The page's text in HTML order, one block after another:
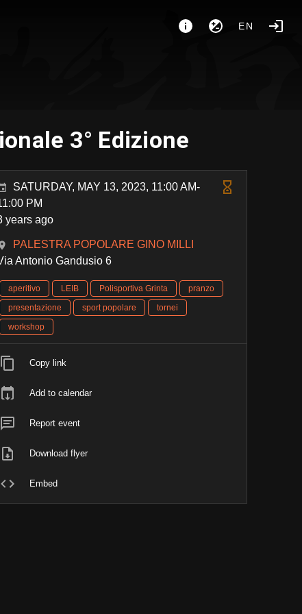
EN
3° Edizione
SATURDAY, MAY 13, 2023, 11:00 AM-
PM
years ago
PALESTRA POPOLARE GINO MILLI
Antonio Gandusio 6
aperitivo LEIB Polisportiva Grinta
pranzo
presentazione
sport popolare
tornei
workshop
Copy link
Add to calendar
Report event
Download flyer
Embed